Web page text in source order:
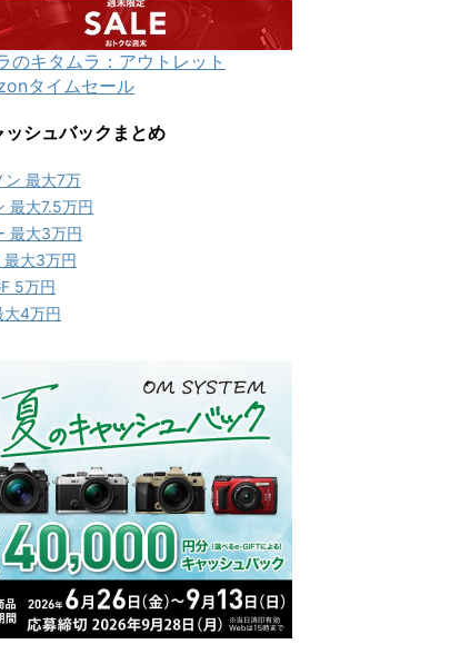
のキタムラ：アウトレット
タイムセール
ッシュバックまとめ
ン 最大7万
最大7.5万円
最大3万円
最大3万円
5万円
大4万円